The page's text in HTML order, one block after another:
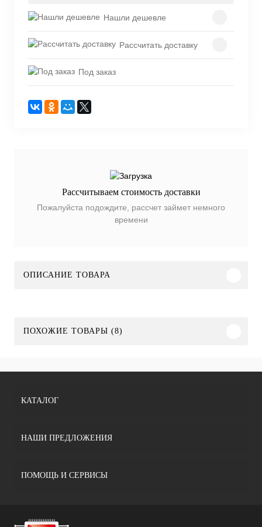
Нашли дешевле
Рассчитать доставку
Под заказ
Рассчитываем стоимость доставки
Пожалуйста подождите, рассчет займет немного
времени
ОПИСАНИЕ ТОВАРА
ПОХОЖИЕ ТОВАРЫ (8)
КАТАЛОГ
НАШИ ПРЕДЛОЖЕНИЯ
ПОМОЩЬ И СЕРВИСЫ